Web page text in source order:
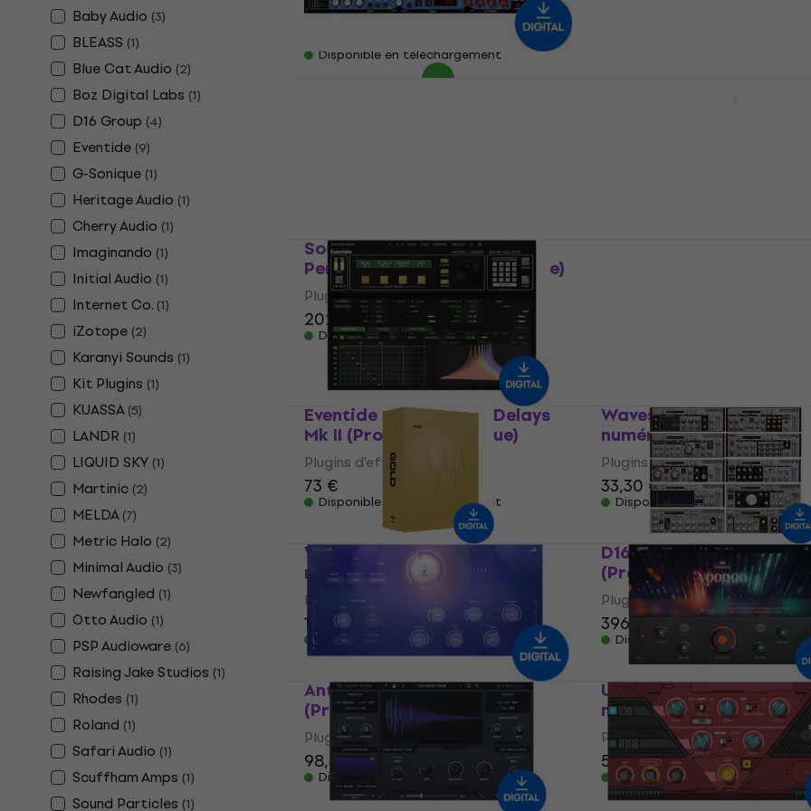
Baby Audio (3)
BLEASS (1)
Blue Cat Audio (2)
Boz Digital Labs (1)
D16 Group (4)
Eventide (9)
G-Sonique (1)
Heritage Audio (1)
Cherry Audio (1)
Imaginando (1)
Initial Audio (1)
Internet Co. (1)
iZotope (2)
Karanyi Sounds (1)
Kit Plugins (1)
KUASSA (5)
LANDR (1)
LIQUID SKY (1)
Martinic (2)
MELDA (7)
Metric Halo (2)
Minimal Audio (3)
Newfangled (1)
Otto Audio (1)
PSP Audioware (6)
Raising Jake Studios (1)
Rhodes (1)
Roland (1)
Safari Audio (1)
Scuffham Amps (1)
Sound Particles (1)
4/5
Disponible en téléchargement
Sound Particles inDelay
Perpetual (Produit numérique)
Plugins d'effets
202 €
Disponible en téléchargement
Eventide H3000 Band Delays
Mk II (Produit numérique)
Plugins d'effets
73 €
Disponible en téléchargement
Waves CLA Epic (Produit
numérique)
Plugins d'effets
33,30 €33,70 €
Disponible en téléchargement
Waves Gold (Produit
numérique)
Plugins d'effets
126 €
Disponible en téléchargement
D16 Group SilverLine
(Produit numérique)
Plugins d'effets
396 €
Disponible en téléchargement
Antelope Audio Halo Delay
(Produit numérique)
Plugins d'effets
98,80 €104 €
Disponible en téléchargement
UJAM Voodoo (Produit
numérique)
Plugins d'effets
58,10 €
Disponible en téléchargement